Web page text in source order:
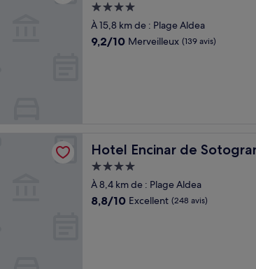
Hébergement
4.0 étoiles
À 15,8 km de : Plage Aldea
9.2
9,2/10 Merveilleux (139 avis)
Hotel Encinar de
Hotel Encinar de Sotogrande
Hébergement
4.0 étoiles
À 8,4 km de : Plage Aldea
8.8
8,8/10 Excellent (248 avis)